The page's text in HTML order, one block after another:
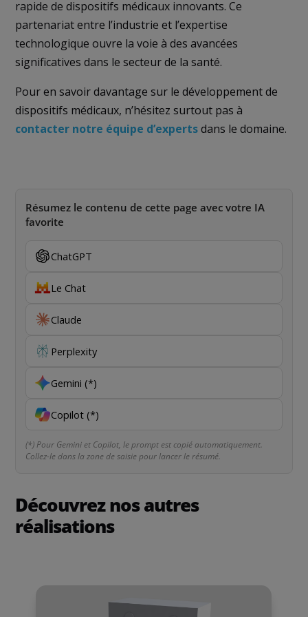
rapide de dispositifs médicaux innovants. Ce
partenariat entre l’industrie et l’expertise
technologique ouvre la voie à des avancées
significatives dans le secteur de la santé.
Pour en savoir davantage sur le développement de
dispositifs médicaux, n’hésitez surtout pas à
contacter notre équipe d’expertsdans le domaine.
Résumez le contenu de cette page avec votre IA
favorite
ChatGPT
Le Chat
Claude
Perplexity
Gemini (*)
Copilot (*)
(*) Pour Gemini et Copilot, le prompt est copié automatiquement.
Collez-le dans la zone de saisie pour lancer le résumé.
Découvrez nos autres
réalisations